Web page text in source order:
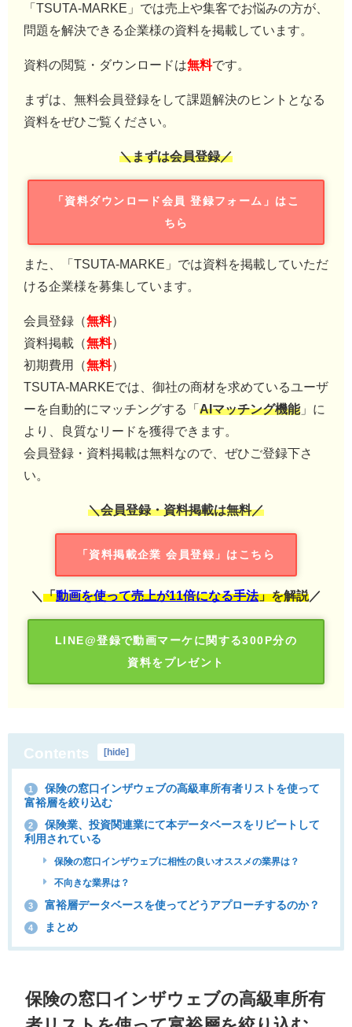
「TSUTA-MARKE」では売上や集客でお悩みの方が、
問題を解決できる企業様の資料を掲載しています。
資料の閲覧・ダウンロードは無料です。
まずは、無料会員登録をして課題解決のヒントとなる
資料をぜひご覧ください。
＼まずは会員登録／
「資料ダウンロード会員 登録フォーム」はこ
ちら
また、「TSUTA-MARKE」では資料を掲載していただ
ける企業様を募集しています。
会員登録（無料）
資料掲載（無料）
初期費用（無料）
TSUTA-MARKEでは、御社の商材を求めているユーザ
ーを自動的にマッチングする「AIマッチング機能」に
より、良質なリードを獲得できます。
会員登録・資料掲載は無料なので、ぜひご登録下さ
い。
＼会員登録・資料掲載は無料／
「資料掲載企業 会員登録」はこちら
＼ 「動画を使って売上が11倍になる手法」を解説 ／
LINE@登録で動画マーケに関する300P分の
資料をプレゼント
Contents [hide]
1
保険の窓口インザウェブの高級車所有者リストを使って
富裕層を絞り込む
2
保険業、投資関連業にて本データベースをリピートして
利用されている
保険の窓口インザウェブに相性の良いオススメの業界は？
不向きな業界は？
3 富裕層データベースを使ってどうアプローチするのか？
4 まとめ
保険の窓口インザウェブの高級車所有